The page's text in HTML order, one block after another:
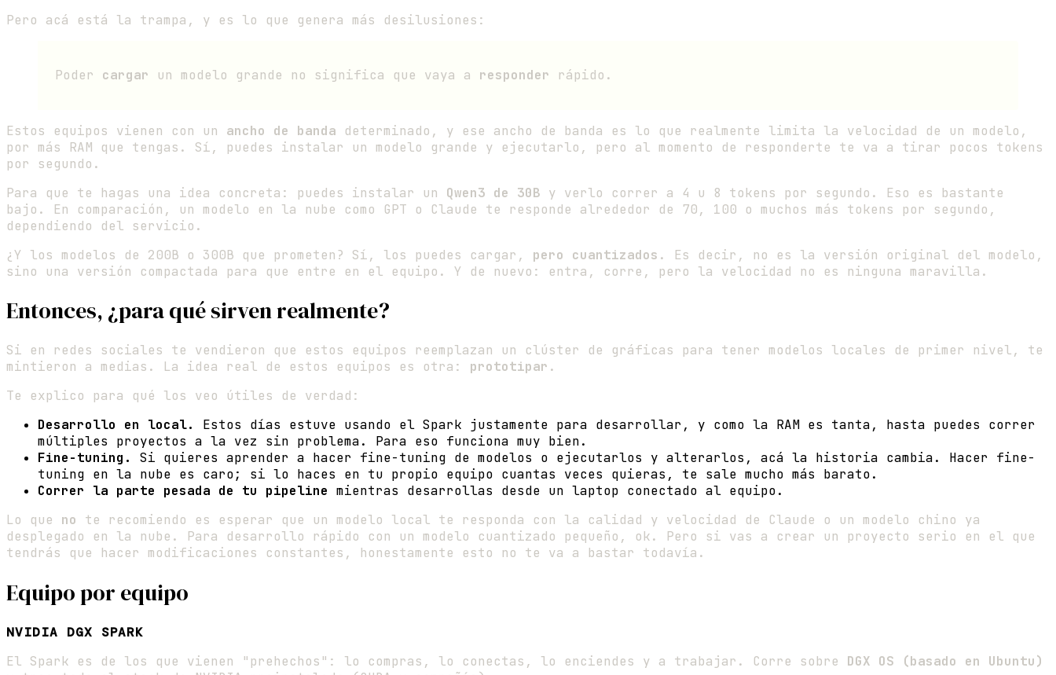
Pero acá está la trampa, y es lo que genera más desilusiones:
Poder cargar un modelo grande no significa que vaya a responder rápido.
Estos equipos vienen con un ancho de banda determinado, y ese ancho de banda es lo que realmente limita la velocidad de un modelo,
por más RAM que tengas. Sí, puedes instalar un modelo grande y ejecutarlo, pero al momento de responderte te va a tirar pocos tokens
por segundo.
Para que te hagas una idea concreta: puedes instalar un Qwen3 de 30B y verlo correr a 4 u 8 tokens por segundo. Eso es bastante
bajo. En comparación, un modelo en la nube como GPT o Claude te responde alrededor de 70, 100 o muchos más tokens por segundo,
dependiendo del servicio.
¿Y los modelos de 200B o 300B que prometen? Sí, los puedes cargar, pero cuantizados . Es decir, no es la versión original del modelo,
sino una versión compactada para que entre en el equipo. Y de nuevo: entra, corre, pero la velocidad no es ninguna maravilla.
Entonces, ¿para qué sirven realmente?
Si en redes sociales te vendieron que estos equipos reemplazan un clúster de gráficas para tener modelos locales de primer nivel, te
mintieron a medias. La idea real de estos equipos es otra: prototipar .
Te explico para qué los veo útiles de verdad:
Desarrollo en local.
Estos días estuve usando el Spark justamente para desarrollar, y como la RAM es tanta, hasta puedes correr
múltiples proyectos a la vez sin problema. Para eso funciona muy bien.
Fine-tuning.
Si quieres aprender a hacer fine-tuning de modelos o ejecutarlos y alterarlos, acá la historia cambia. Hacer fine-
tuning en la nube es caro; si lo haces en tu propio equipo cuantas veces quieras, te sale mucho más barato.
Correr la parte pesada de tu pipeline mientras desarrollas desde un laptop conectado al equipo.
Lo que no te recomiendo es esperar que un modelo local te responda con la calidad y velocidad de Claude o un modelo chino ya
desplegado en la nube. Para desarrollo rápido con un modelo cuantizado pequeño, ok. Pero si vas a crear un proyecto serio en el que
tendrás que hacer modificaciones constantes, honestamente esto no te va a bastar todavía.
Equipo por equipo
NVIDIA DGX SPARK
El Spark es de los que vienen "prehechos": lo compras, lo conectas, lo enciendes y a trabajar. Corre sobre DGX OS (basado en Ubuntu)